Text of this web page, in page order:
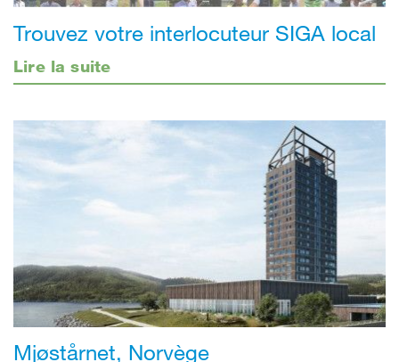
Trouvez votre interlocuteur SIGA local
Lire la suite
Mjøstårnet, Norvège